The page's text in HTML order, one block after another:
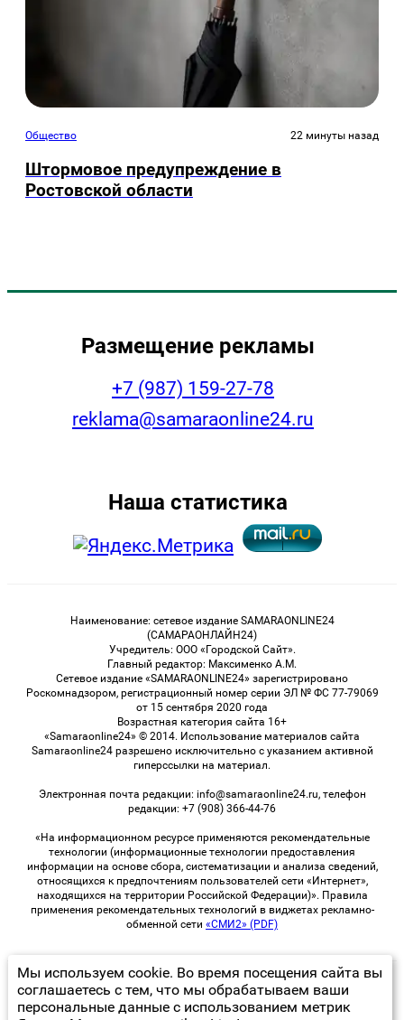
Общество 22 минуты назад
Штормовое предупреждение в
Ростовской области
Размещение рекламы
+7 (987) 159-27-78
reklama@samaraonline24.ru
Наша статистика
Наименование: сетевое издание SAMARAONLINE24
(САМАРАОНЛАЙН24)
Учредитель: ООО «Городской Сайт».
Главный редактор: Максименко А.М.
Сетевое издание «SAMARAONLINE24» зарегистрировано
Роскомнадзором, регистрационный номер серии ЭЛ № ФС 77-79069
от 15 сентября 2020 года
Возрастная категория сайта 16+
«Samaraonline24» © 2014. Использование материалов сайта
Samaraonline24 разрешено исключительно с указанием активной
гиперссылки на материал.
Электронная почта редакции: info@samaraonline24.ru, телефон
редакции: +7 (908) 366-44-76
«На информационном ресурсе применяются рекомендательные
технологии (информационные технологии предоставления
информации на основе сбора, систематизации и анализа сведений,
относящихся к предпочтениям пользователей сети «Интернет»,
находящихся на территории Российской Федерации)». Правила
применения рекомендательных технологий в виджетах рекламно-
обменной сети «СМИ2» (PDF)
© 2026 «samaraOnline24» | Все права защищены
Возрастная категория сайта 16+
Мы используем cookie. Во время посещения сайта вы
соглашаетесь с тем, что мы обрабатываем ваши
персональные данные с использованием метрик